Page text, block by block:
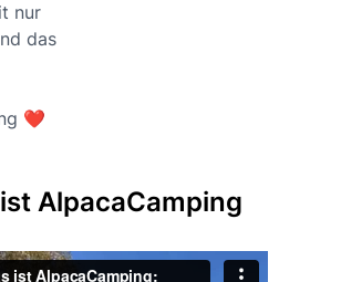
nur
das
❤️
AlpacaCamping